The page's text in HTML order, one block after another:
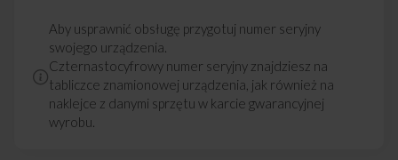
Aby usprawnić obsługę przygotuj numer seryjny
swojego urządzenia.
Czternastocyfrowy numer seryjny znajdziesz na
tabliczce znamionowej urządzenia, jak również na
naklejce z danymi sprzętu w karcie gwarancyjnej
wyrobu.